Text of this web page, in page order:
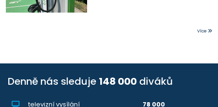
Více
Denně nás sleduje 148 000 diváků
televizní vysílání
78 000